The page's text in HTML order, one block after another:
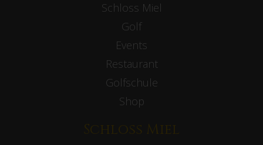
Schloss Miel
Golf
Events
Restaurant
Golfschule
Shop
Schloss Miel